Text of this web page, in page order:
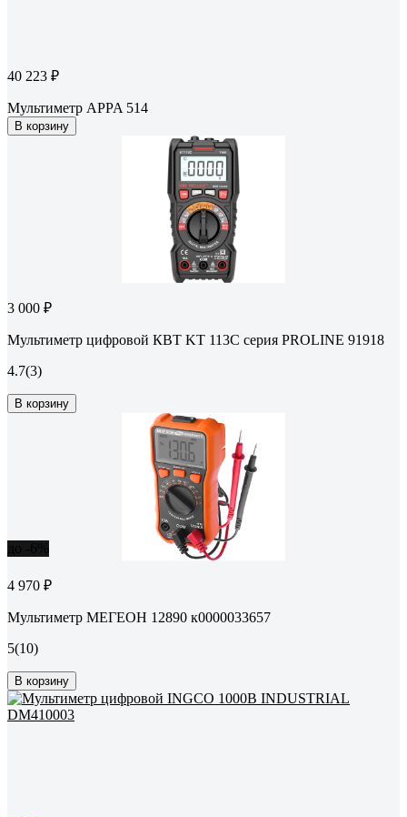
40 223 ₽
Мультиметр APPA 514
В корзину
3 000 ₽
Мультиметр цифровой КВТ KT 113С серия PROLINE 91918
4.7(3)
В корзину
4 970 ₽
Мультиметр МЕГЕОН 12890 к0000033657
5(10)
В корзину